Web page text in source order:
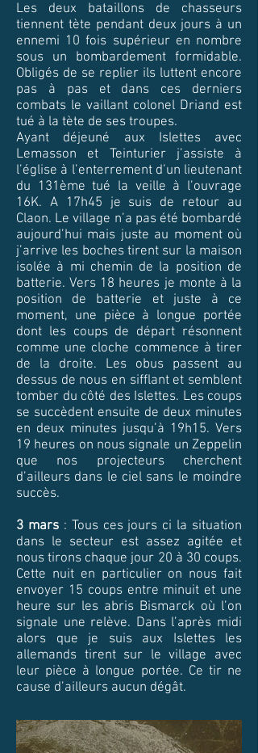
Les deux bataillons de chasseurs
tiennent tète pendant deux jours à un
ennemi 10 fois supérieur en nombre
sous un bombardement formidable.
Obligés de se replier ils luttent encore
pas à pas et dans ces derniers
combats le vaillant colonel Driand est
tué à la tète de ses troupes.
Ayant déjeuné aux Islettes avec
Lemasson et Teinturier j’assiste à
l’église à l’enterrement d’un lieutenant
du 131ème tué la veille à l’ouvrage
16K. A 17h45 je suis de retour au
Claon. Le village n’a pas été bombardé
aujourd’hui mais juste au moment où
j’arrive les boches tirent sur la maison
isolée à mi chemin de la position de
batterie. Vers 18 heures je monte à la
position de batterie et juste à ce
moment, une pièce à longue portée
dont les coups de départ résonnent
comme une cloche commence à tirer
de la droite. Les obus passent au
dessus de nous en sifflant et semblent
tomber du côté des Islettes. Les coups
se succèdent ensuite de deux minutes
en deux minutes jusqu’à 19h15. Vers
19 heures on nous signale un Zeppelin
que nos projecteurs cherchent
d’ailleurs dans le ciel sans le moindre
succès.
3 mars: Tous ces jours ci la situation
dans le secteur est assez agitée et
nous tirons chaque jour 20 à 30 coups.
Cette nuit en particulier on nous fait
envoyer 15 coups entre minuit et une
heure sur les abris Bismarck où l’on
signale une relève. Dans l’après midi
alors que je suis aux Islettes les
allemands tirent sur le village avec
leur pièce à longue portée. Ce tir ne
cause d’ailleurs aucun dégât.